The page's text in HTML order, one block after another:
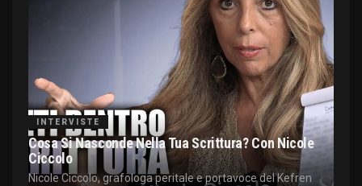
INTERVISTE
Cosa Si Nasconde Nella Tua Scrittura? Con Nicole
Ciccolo
Nicole Ciccolo, grafologa peritale e portavoce del Kefren